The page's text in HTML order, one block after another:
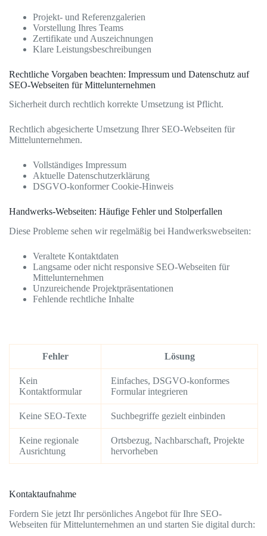
Projekt- und Referenzgalerien
Vorstellung Ihres Teams
Zertifikate und Auszeichnungen
Klare Leistungsbeschreibungen
Rechtliche Vorgaben beachten: Impressum und Datenschutz auf
SEO-Webseiten für Mittelunternehmen
Sicherheit durch rechtlich korrekte Umsetzung ist Pflicht.
Rechtlich abgesicherte Umsetzung Ihrer SEO-Webseiten für
Mittelunternehmen.
Vollständiges Impressum
Aktuelle Datenschutzerklärung
DSGVO-konformer Cookie-Hinweis
Handwerks-Webseiten: Häufige Fehler und Stolperfallen
Diese Probleme sehen wir regelmäßig bei Handwerkswebseiten:
Veraltete Kontaktdaten
Langsame oder nicht responsive SEO-Webseiten für
Mittelunternehmen
Unzureichende Projektpräsentationen
Fehlende rechtliche Inhalte
Fehler Lösung
Kein
Kontaktformular
Einfaches, DSGVO-konformes
Formular integrieren
Keine SEO-Texte Suchbegriffe gezielt einbinden
Keine regionale
Ausrichtung
Ortsbezug, Nachbarschaft, Projekte
hervorheben
Kontaktaufnahme
Fordern Sie jetzt Ihr persönliches Angebot für Ihre SEO-
Webseiten für Mittelunternehmen an und starten Sie digital durch: